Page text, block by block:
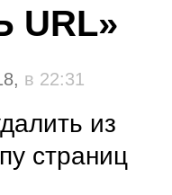
URL»
в 22:31
из
страниц